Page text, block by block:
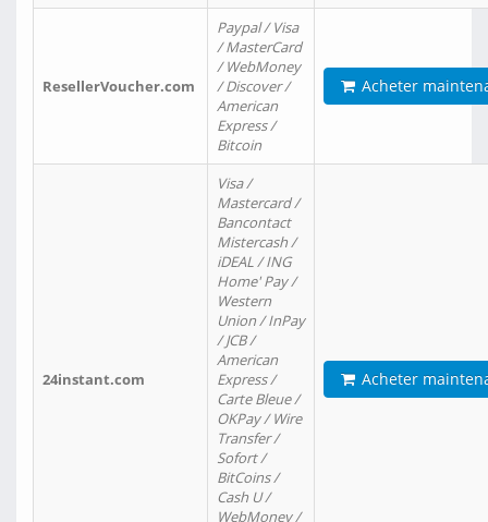
ResellerVoucher.com
Paypal / Visa
/ MasterCard
/ WebMoney
/ Discover /
American
Express /
Bitcoin
Acheter
24instant.com
Visa /
Mastercard /
Bancontact
Mistercash /
iDEAL / ING
Home' Pay /
Western
Union / InPay
/ JCB /
American
Express /
Carte Bleue /
OKPay / Wire
Transfer /
Sofort /
BitCoins /
Cash U /
WebMoney /
Acheter